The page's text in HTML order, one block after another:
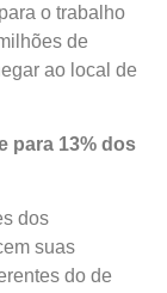
o trabalho
de
ao local de
para 13% dos
dos
suas
do de